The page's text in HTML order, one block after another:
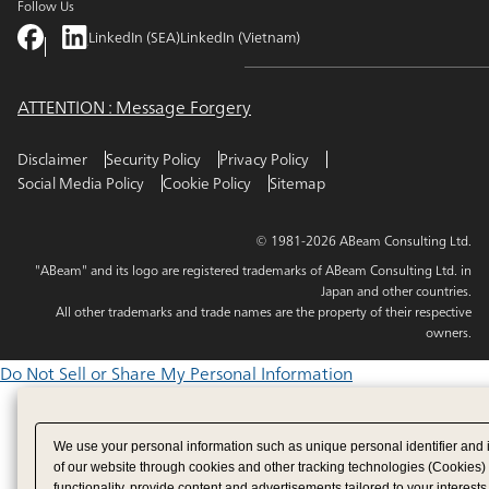
Follow Us
LinkedIn (SEA)LinkedIn (Vietnam)
ATTENTION : Message Forgery
Disclaimer Security Policy
Privacy Policy
Social Media Policy
Cookie Policy Sitemap
© 1981-2026 ABeam Consulting Ltd.
"ABeam" and its logo are registered trademarks of ABeam Consulting Ltd. in
Japan and other countries.
All other trademarks and trade names are the property of their respective
owners.
Do Not Sell or Share My Personal Information
We use your personal information such as unique personal identifier
of our website through cookies and other tracking technologies